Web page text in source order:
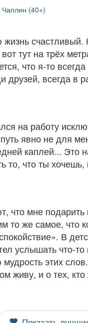
(40+)
счастливый.
тут на трёх
что я-то
друзей, всегда в
на работу
явно не для
каплей... Это
то, что ты
что мне
то же самое, что
В
услышать что-
этих
живу, и о тех,